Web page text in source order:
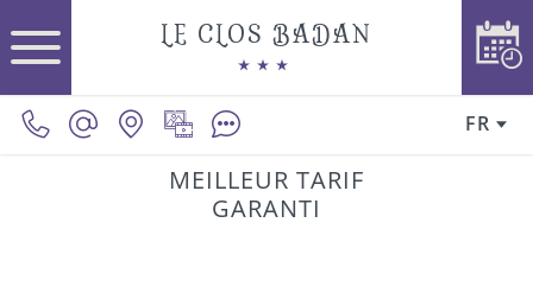
LE CLOS BADAN
FR
MEILLEUR TARIF
GARANTI